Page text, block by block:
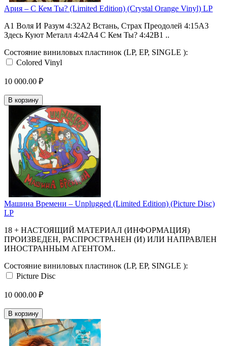
Ария – С Кем Ты? (Limited Edition) (Crystal Orange Vinyl) LP
A1 Воля И Разум 4:32A2 Встань, Страх Преодолей 4:15A3
Здесь Куют Металл 4:42A4 С Кем Ты? 4:42B1 ..
Состояние виниловых пластинок (LP, EP, SINGLE ):
Colored Vinyl
10 000.00 ₽
В корзину
Машина Времени – Unplugged (Limited Edition) (Picture Disc)
LP
18 + НАСТОЯЩИЙ МАТЕРИАЛ (ИНФОРМАЦИЯ)
ПРОИЗВЕДЕН, РАСПРОСТРАНЕН (И) ИЛИ НАПРАВЛЕН
ИНОСТРАННЫМ АГЕНТОМ..
Состояние виниловых пластинок (LP, EP, SINGLE ):
Picture Disc
10 000.00 ₽
В корзину